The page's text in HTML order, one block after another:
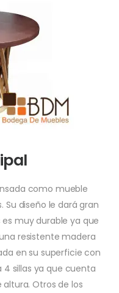
como mueble
Su diseño le dará gran
muy durable ya que
resistente madera
en su superficie con
4 sillas ya que cuenta
Otros de los